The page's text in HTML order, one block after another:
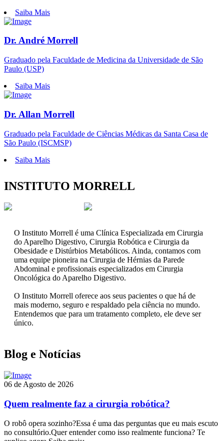
Saiba Mais
Dr. André Morrell
Graduado pela Faculdade de Medicina da Universidade de São
Paulo (USP)
Saiba Mais
Dr. Allan Morrell
Graduado pela Faculdade de Ciências Médicas da Santa Casa de
São Paulo (ISCMSP)
Saiba Mais
INSTITUTO MORRELL
O Instituto Morrell é uma Clínica Especializada em Cirurgia
do Aparelho Digestivo, Cirurgia Robótica e Cirurgia da
Obesidade e Distúrbios Metabólicos. Ainda, contamos com
uma equipe pioneira na Cirurgia de Hérnias da Parede
Abdominal e profissionais especializados em Cirurgia
Oncológica do Aparelho Digestivo.
O Instituto Morrell oferece aos seus pacientes o que há de
mais moderno, seguro e respaldado pela ciência no mundo.
Entendemos que para um tratamento completo, ele deve ser
único.
Blog e Notícias
06 de Agosto de 2026
Quem realmente faz a cirurgia robótica?
O robô opera sozinho?Essa é uma das perguntas que eu mais escuto
no consultório.Quer entender como isso realmente funciona? Te